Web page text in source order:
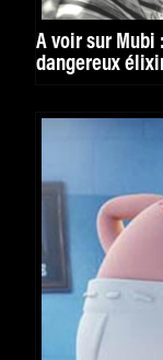
À voir sur Mubi
dangereux